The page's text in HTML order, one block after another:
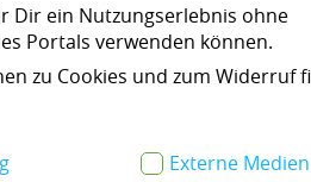
Dir ein Nutzungserlebnis ohne
Portals verwenden können.
zu Cookies und zum Widerruf
Externe Medien